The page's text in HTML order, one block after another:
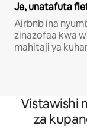
Je, unatafuta
Airbnb ina
zinazofaa kwa
mahitaji ya
Vistawishi
za